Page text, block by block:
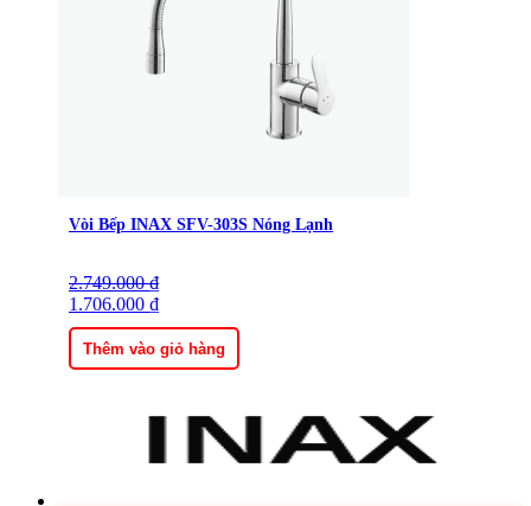
Vòi Bếp INAX SFV-303S Nóng Lạnh
2.749.000₫
Giá
gốc
là:
2.749.000 ₫.
1.706.000 ₫
Giá
hiện
tại
là:
1.706.000 ₫.
Thêm vào giỏ hàng